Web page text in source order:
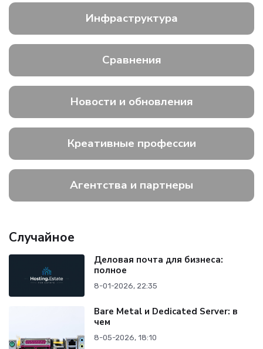
Инфраструктура
Сравнения
Новости и обновления
Креативные профессии
Агентства и партнеры
Случайное
Деловая почта для бизнеса:
полное
8-01-2026, 22:35
Bare Metal и Dedicated Server: в
чем
8-05-2026, 18:10